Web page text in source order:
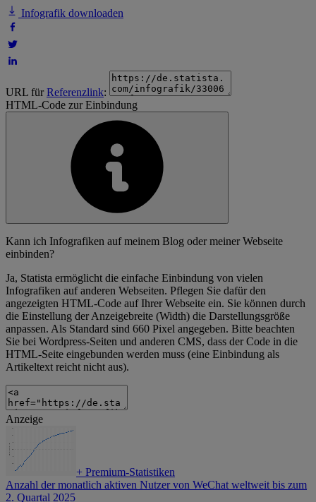
Infografik downloaden
URL fürReferenzlink:
HTML-Code zur Einbindung
Kann ich Infografiken auf meinem Blog oder meiner Webseite
einbinden?
Ja, Statista ermöglicht die einfache Einbindung von vielen
Infografiken auf anderen Webseiten. Pflegen Sie dafür den
angezeigten HTML-Code auf Ihrer Webseite ein. Sie können durch
die Einstellung der Anzeigebreite (Width) die Darstellungsgröße
anpassen. Als Standard sind 660 Pixel angegeben. Bitte beachten
Sie bei Wordpress-Seiten und anderen CMS, dass der Code in die
HTML-Seite eingebunden werden muss (eine Einbindung als
Artikeltext reicht nicht aus).
Anzeige
+ Premium-Statistiken
Anzahl der monatlich aktiven Nutzer von WeChat weltweit bis zum
2. Quartal 2025